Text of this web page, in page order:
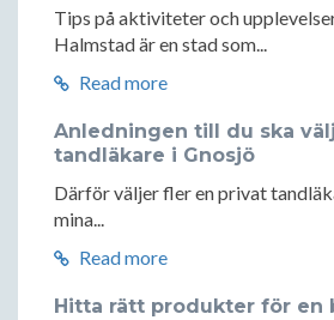
Tips på aktiviteter och
Halmstad är en stad som...
Read more
Anledningen till du ska
tandläkare i Gnosjö
Därför väljer fler en privat
mina...
Read more
Hitta rätt produkter för en